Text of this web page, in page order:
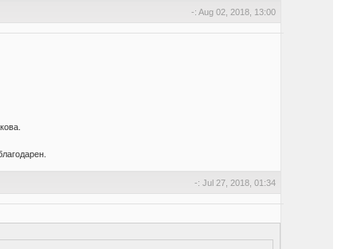
-: Aug 02, 2018, 13:00
-: Jul 27, 2018, 01:34